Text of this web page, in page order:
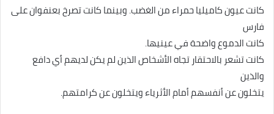
كانت عيون كاميليا حمراء من الغضب. وبينما كانت تصرخ بعنفوان على
فارس
كانت الدموع واضحة في عينيها.
كانت تشعر بالاحتقار تجاه الأشخاص الذين لم يكن لديهم أي دافع
والذين
يتخلون عن أنفسهم أمام الأثرياء ويتخلون عن كرامتهم.